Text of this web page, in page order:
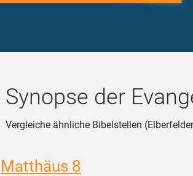
Synopse der
Vergleiche ähnliche Bibelstellen
Matthäus 8